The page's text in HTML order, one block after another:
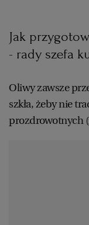
Jak
- rady szefa
Oliwy zawsze
szkła, żeby nie
prozdrowotnych